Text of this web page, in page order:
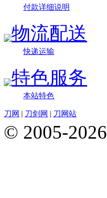
付款详细说明
物流配送
快递运输
特色服务
本站特色
刀网 | 刀剑网 | 刀网站
© 2005-2026